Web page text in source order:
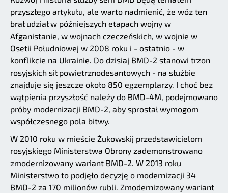
przyszłego artykułu, ale warto nadmienić, że wóz ten
brał udział w późniejszych etapach wojny w
Afganistanie, w wojnach czeczeńskich, w wojnie w
Osetii Południowej w 2008 roku i - ostatnio - w
konflikcie na Ukrainie. Do dzisiaj BMD-2 stanowi trzon
rosyjskich sił powietrznodesantowych - na służbie
znajduje się jeszcze około 850 egzemplarzy. I choć bez
wątpienia przyszłość należy do BMD-4M, podejmowano
próby modernizacji BMD-2, aby sprostał wymogom
współczesnego pola bitwy.
W 2010 roku w mieście Żukowskij przedstawicielom
rosyjskiego Ministerstwa Obrony zademonstrowano
zmodernizowany wariant BMD-2. W 2013 roku
Ministerstwo to podjęło decyzję o modernizacji 34
BMD-2 za 170 milionów rubli. Zmodernizowany wariant